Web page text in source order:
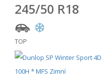
245/50 R18
TOP